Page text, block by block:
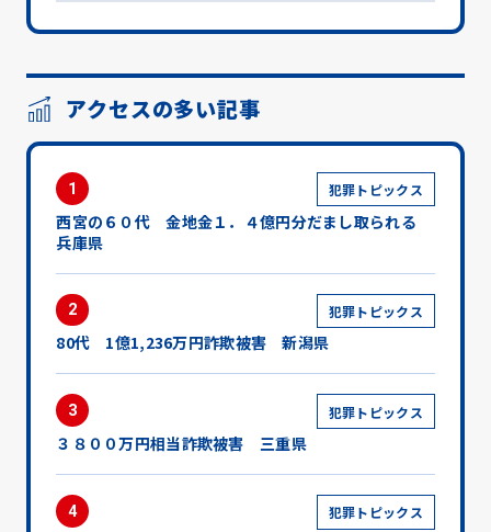
アクセスの多い記事
1 犯罪トピックス
西宮の６０代 金地金１．４億円分だまし取られる
兵庫県
2 犯罪トピックス
80代 1億1,236万円詐欺被害 新潟県
3 犯罪トピックス
３８００万円相当詐欺被害 三重県
4 犯罪トピックス